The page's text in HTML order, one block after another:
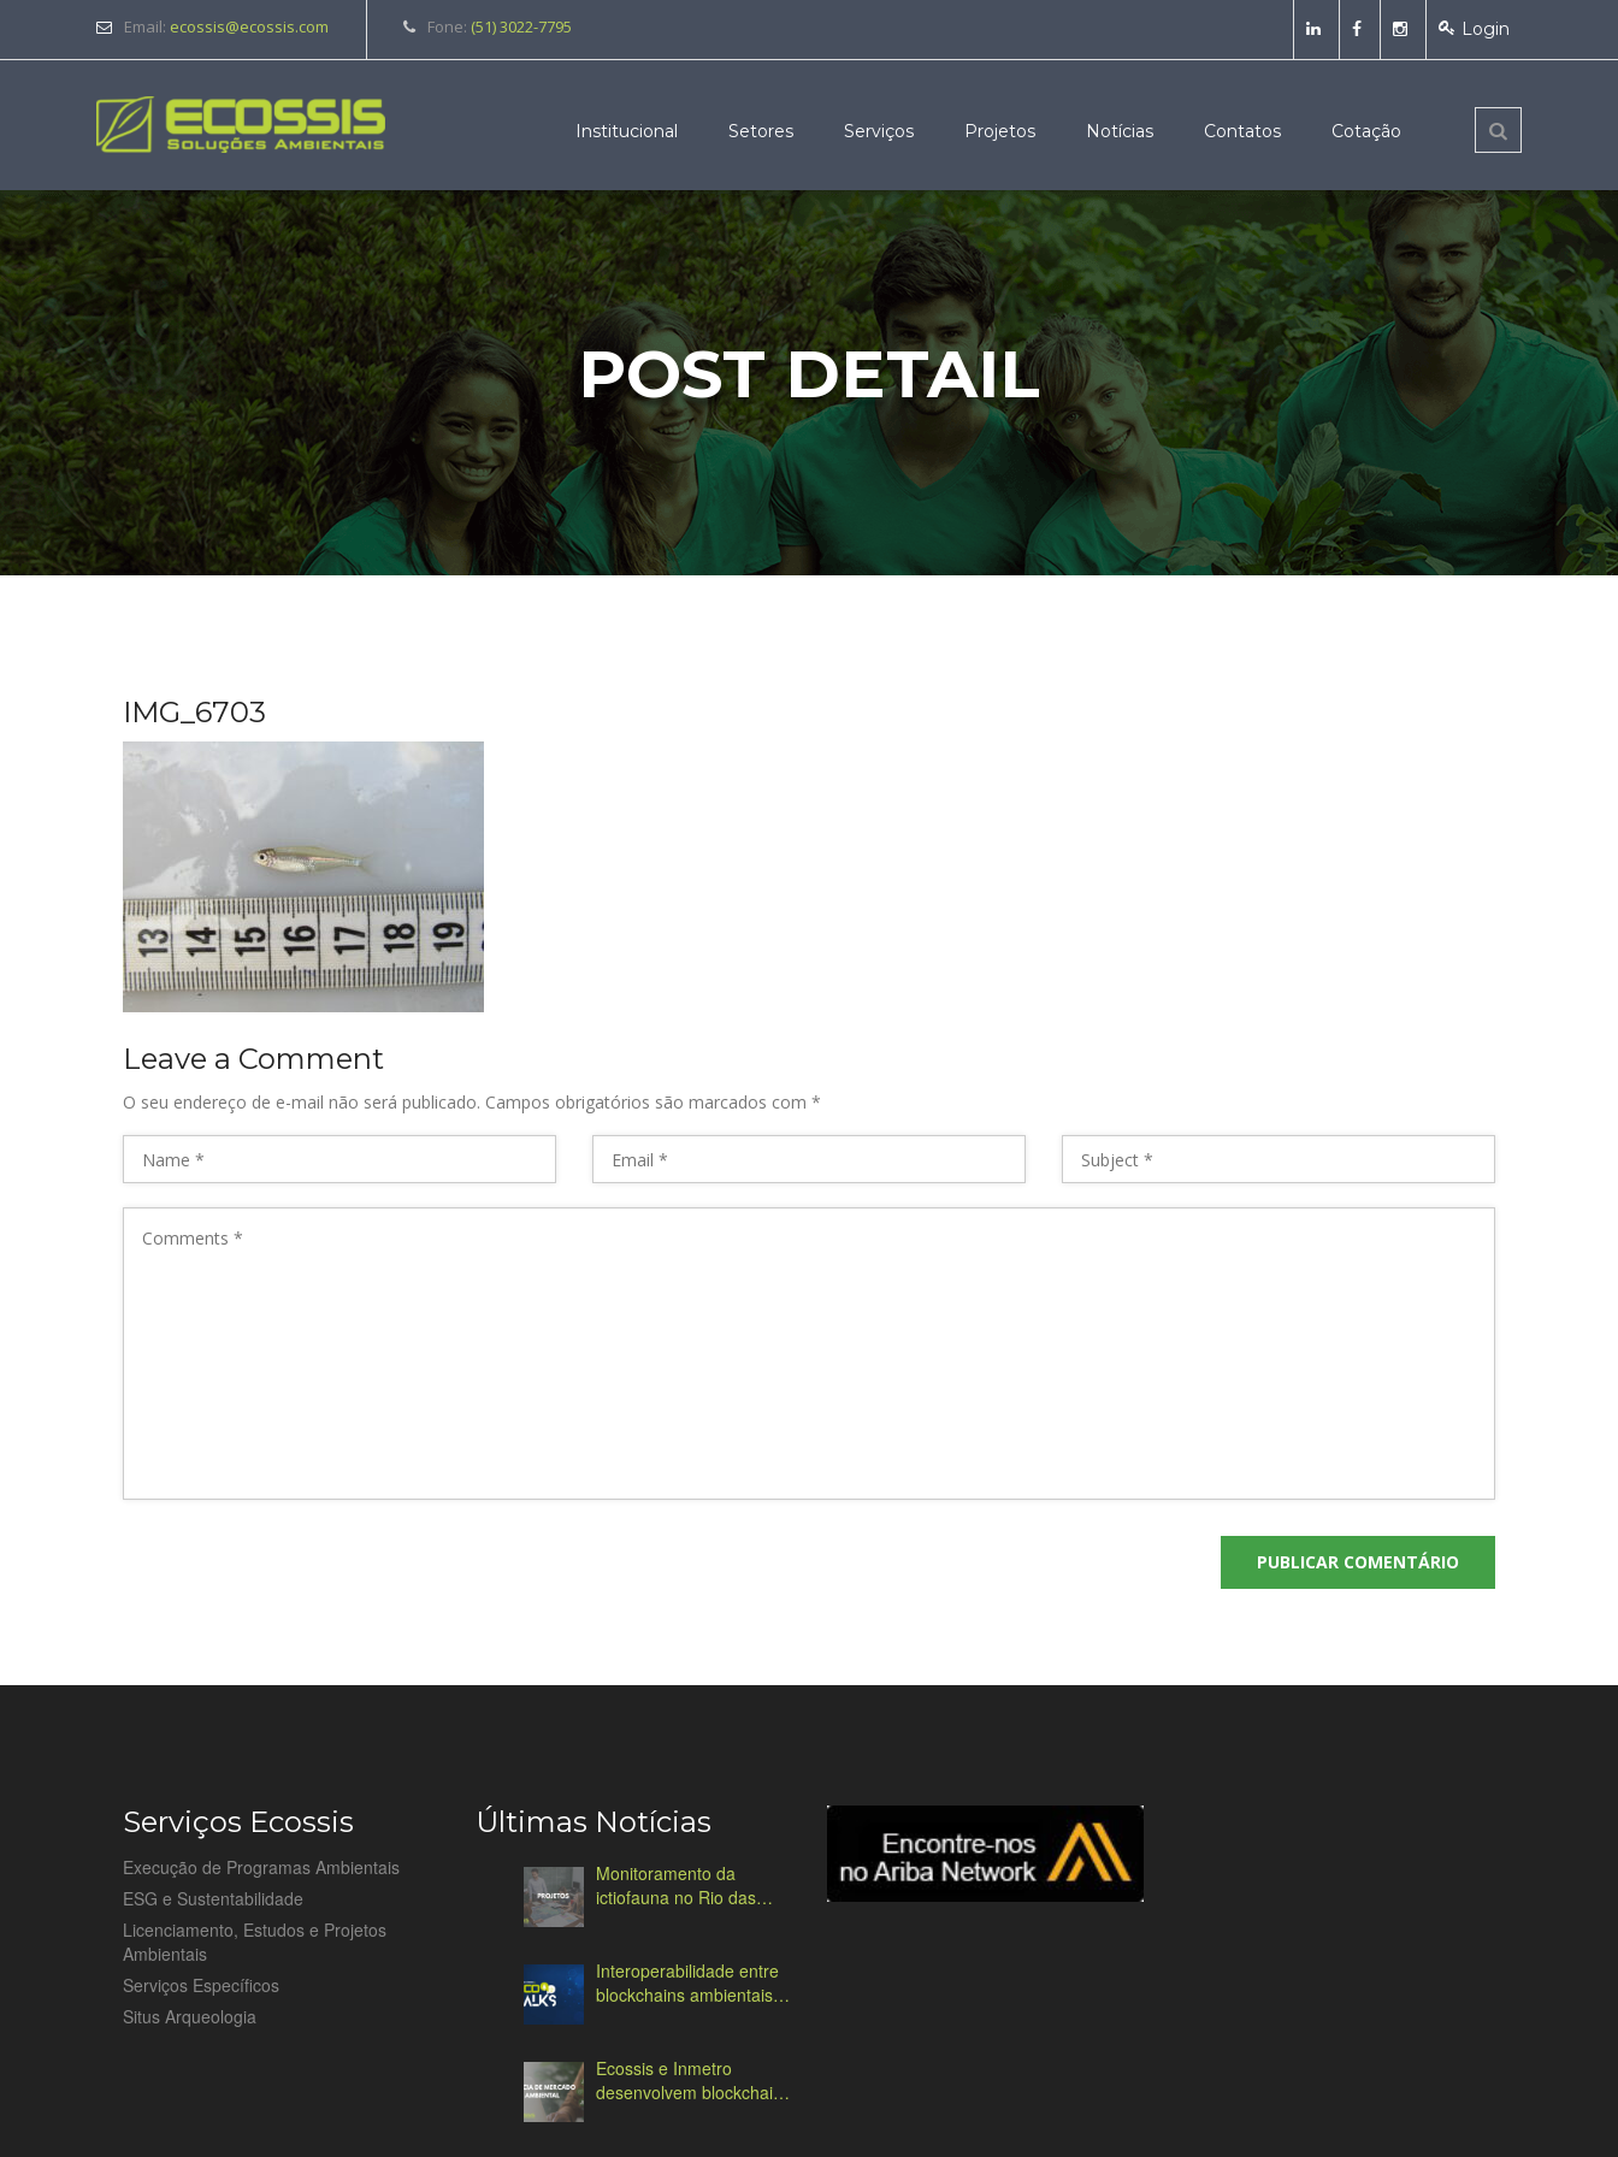
Email: ecossis@ecossis.com Fone: (51) 3022-7795 Login
Institucional Setores Serviços Projetos Notícias Contatos Cotação
POST DETAIL
IMG_6703
Leave a Comment
O seu endereço de e-mail não será publicado. Campos obrigatórios são marcados com *
Serviços Ecossis
Execução de Programas Ambientais
ESG e Sustentabilidade
Licenciamento, Estudos e Projetos
Ambientais
Serviços Específicos
Situs Arqueologia
Últimas Notícias
Monitoramento da
ictiofauna no Rio das
Interoperabilidade entre
blockchains ambientais:
Ecossis e Inmetro
desenvolvem blockchain